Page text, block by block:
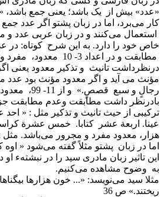
«عدد» بیش از یک باشد؛ یعنی جمع باشد،
کار می‌برد، اما در زبان پشتو اگر عدد
استعمال می‌کنند و در زبان عربی عدد و
خاص خود را دارد. به این شرح کوتاه: در
مطابقت و در اعداد 3-
درنظرداشت تانیث و تذکیر معدود یعنی
مؤنث می آید و اگر معدود مؤنث بود عدد
رجالٍ و سبع
بادرنظر داشت مطابقت وعدم مطابقت
ترکیبی از حیث تانیث و تذکیر مثل : « احد
عینا. اربعة عشر کتابا. خمس عشرة
هزار، معدود مفرد و مجرور می‌باشد. مثل
اما در زبان پشتو مثلاً گفته می‌شود « اوه
این تاثیر زبان مادری سید را در نبشتهء
به وضوح مشاهده می‌کنیم.
مثلا سید می‌نویسد: «... خون هزارها
ریختند.» ص 36